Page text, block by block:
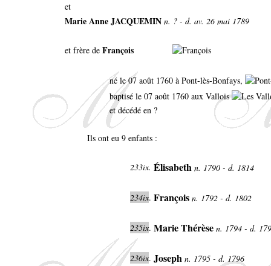
et
Marie Anne JACQUEMIN n. ? - d. av. 26 mai 1789
et frère de François
né le 07 août 1760 à Pont-lès-Bonfays,
baptisé le 07 août 1760 aux Vallois
et décédé en ?
Ils ont eu 9 enfants :
233ix. Élisabeth n. 1790 - d. 1814
234ix. François n. 1792 - d. 1802
235ix. Marie Thérèse n. 1794 - d.
236ix. Joseph n. 1795 - d. 1796